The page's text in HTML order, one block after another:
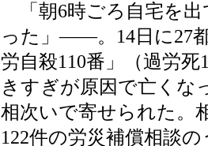
「朝6時ごろ自宅を出
った」――。14日に27
労自殺110番」（過労
きすぎが原因で亡くな
相次いで寄せられた。
122件の労災補償相談